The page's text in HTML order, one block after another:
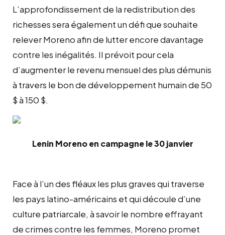
L’approfondissement de la redistribution des
richesses sera également un défi que souhaite
relever Moreno afin de lutter encore davantage
contre les inégalités. Il prévoit pour cela
d’augmenter le revenu mensuel des plus démunis
à travers le bon de développement humain de 50
$ à 150 $.
Lenin Moreno en campagne le 30 janvier
Face à l’un des fléaux les plus graves qui traverse
les pays latino-américains et qui découle d’une
culture patriarcale, à savoir le nombre effrayant
de crimes contre les femmes, Moreno promet